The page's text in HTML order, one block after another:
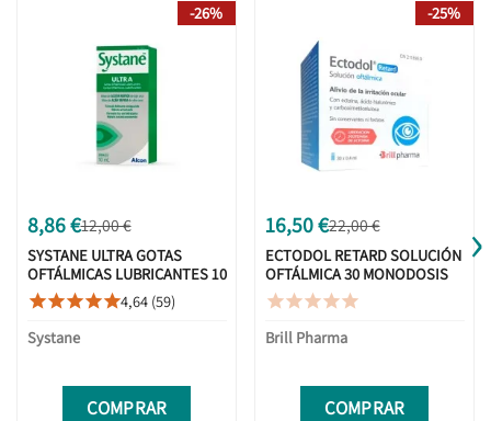
8,86 €12,00 €
SYSTANE ULTRA GOTAS
OFTÁLMICAS LUBRICANTES 10
ML
4,64 (59)
Systane
COMPRAR
-26%
16,50 €22,00 €
ECTODOL RETARD SOLUCIÓN
OFTÁLMICA 30 MONODOSIS
0,4ML

Brill Pharma
COMPRAR
-25%
›